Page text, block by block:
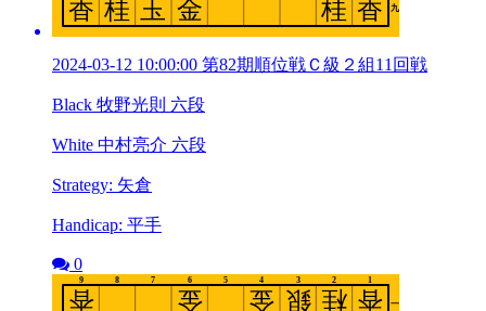
2024-03-12 10:00:00 第82期順位戦Ｃ級２組11回戦
Black 牧野光則 六段
White 中村亮介 六段
Strategy: 矢倉
Handicap: 平手
0